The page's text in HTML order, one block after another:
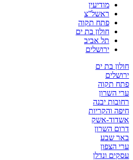
מודיעין
ראשל”צ
פתח תקוה
חולון בת ים
תל אביב
ירושלים
חולון בת ים
ירושלים
פתח תקוה
ערי השרון
רחובות יבנה
חיפה והקריות
אשדוד-אשק
דרום השרון
באר שבע
ערי הצפון
עסקים ונדלן